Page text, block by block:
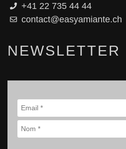
+41 22 735 44 44
contact@easyamiante.ch
NEWSLETTER